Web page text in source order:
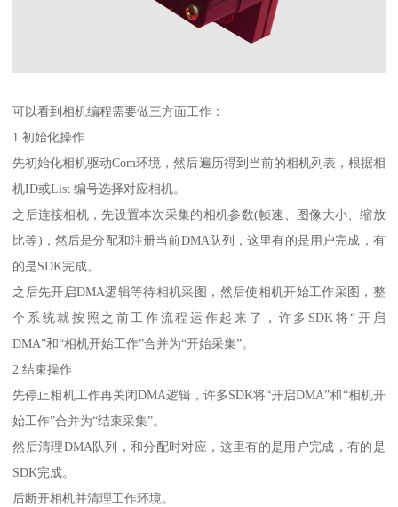
可以看到相机编程需要做三方面工作：
1.初始化操作
先初始化相机驱动Com环境，然后遍历得到当前的相机列表，根据相
机ID或List 编号选择对应相机。
之后连接相机，先设置本次采集的相机参数(帧速、图像大小、缩放
比等)，然后是分配和注册当前DMA队列，这里有的是用户完成，有
的是SDK完成。
之后先开启DMA逻辑等待相机采图，然后使相机开始工作采图，整
个系统就按照之前工作流程运作起来了，许多SDK将“开启
DMA”和“相机开始工作”合并为“开始采集”。
2.结束操作
先停止相机工作再关闭DMA逻辑，许多SDK将“开启DMA”和“相机开
始工作”合并为“结束采集”。
然后清理DMA队列，和分配时对应，这里有的是用户完成，有的是
SDK完成。
后断开相机并清理工作环境。